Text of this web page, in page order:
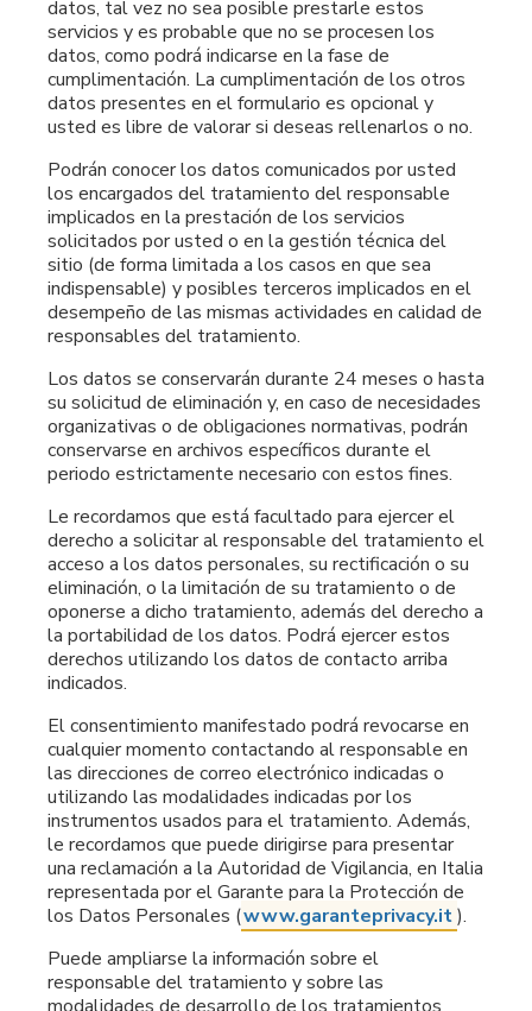
datos, tal vez no sea posible prestarle estos
servicios y es probable que no se procesen los
datos, como podrá indicarse en la fase de
cumplimentación. La cumplimentación de los otros
datos presentes en el formulario es opcional y
usted es libre de valorar si deseas rellenarlos o no.
Podrán conocer los datos comunicados por usted
los encargados del tratamiento del responsable
implicados en la prestación de los servicios
solicitados por usted o en la gestión técnica del
sitio (de forma limitada a los casos en que sea
indispensable) y posibles terceros implicados en el
desempeño de las mismas actividades en calidad de
responsables del tratamiento.
Los datos se conservarán durante 24 meses o hasta
su solicitud de eliminación y, en caso de necesidades
organizativas o de obligaciones normativas, podrán
conservarse en archivos específicos durante el
periodo estrictamente necesario con estos fines.
Le recordamos que está facultado para ejercer el
derecho a solicitar al responsable del tratamiento el
acceso a los datos personales, su rectificación o su
eliminación, o la limitación de su tratamiento o de
oponerse a dicho tratamiento, además del derecho a
la portabilidad de los datos. Podrá ejercer estos
derechos utilizando los datos de contacto arriba
indicados.
El consentimiento manifestado podrá revocarse en
cualquier momento contactando al responsable en
las direcciones de correo electrónico indicadas o
utilizando las modalidades indicadas por los
instrumentos usados para el tratamiento. Además,
le recordamos que puede dirigirse para presentar
una reclamación a la Autoridad de Vigilancia, en Italia
representada por el Garante para la Protección de
los Datos Personales (www.garanteprivacy.it).
Puede ampliarse la información sobre el
responsable del tratamiento y sobre las